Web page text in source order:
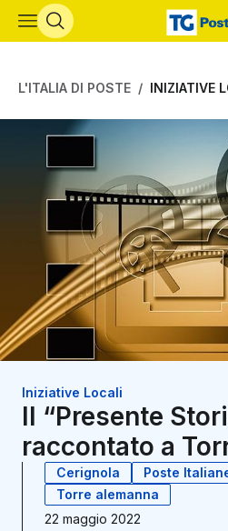
Vai al contenuto principale
L'ITALIA DI POSTE INIZIATIVE
Iniziative Locali
Il “Presente
raccontato a
Cerignola Poste
Torre alemanna
22 maggio 2022